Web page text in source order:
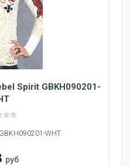
Spirit GBKH090201-
WHT
руб